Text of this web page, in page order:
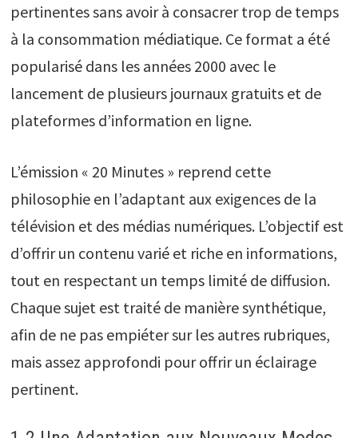
pertinentes sans avoir à consacrer trop de temps
à la consommation médiatique. Ce format a été
popularisé dans les années 2000 avec le
lancement de plusieurs journaux gratuits et de
plateformes d’information en ligne.
L’émission « 20 Minutes » reprend cette
philosophie en l’adaptant aux exigences de la
télévision et des médias numériques. L’objectif est
d’offrir un contenu varié et riche en informations,
tout en respectant un temps limité de diffusion.
Chaque sujet est traité de manière synthétique,
afin de ne pas empiéter sur les autres rubriques,
mais assez approfondi pour offrir un éclairage
pertinent.